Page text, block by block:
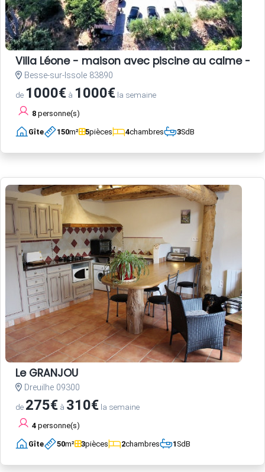
Villa Léone - maison avec piscine au calme -
Besse-sur-Issole 83890
de 1000€ à 1000€ la semaine
8 personne(s)
Gîte 150m² 5pièces 4chambres 3SdB
Le GRANJOU
Dreuilhe 09300
de 275€ à 310€ la semaine
4 personne(s)
Gîte 50m² 3pièces 2chambres 1SdB